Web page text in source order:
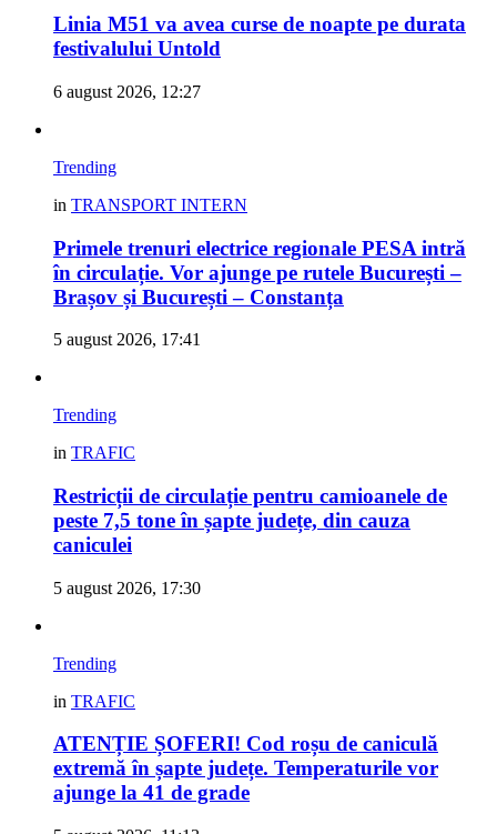
Linia M51 va avea curse de noapte pe durata
festivalului Untold
6 august 2026, 12:27
Trending
in TRANSPORT INTERN
Primele trenuri electrice regionale PESA intră
în circulație. Vor ajunge pe rutele București –
Brașov și București – Constanța
5 august 2026, 17:41
Trending
in TRAFIC
Restricții de circulație pentru camioanele de
peste 7,5 tone în șapte județe, din cauza
caniculei
5 august 2026, 17:30
Trending
in TRAFIC
ATENȚIE ȘOFERI! Cod roșu de caniculă
extremă în șapte județe. Temperaturile vor
ajunge la 41 de grade